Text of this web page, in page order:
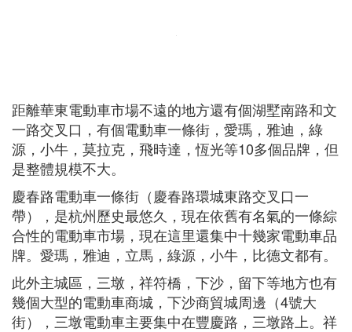
距離華東電動車市場不遠的地方還有個湖墅南路和文
一路交叉口，有個電動車一條街，愛瑪，雅迪，綠
源，小牛，莫拉克，飛時達，恆光等10多個品牌，但
是整體規模不大。
慶春路電動車一條街（慶春路環城東路交叉口一
帶），是杭州歷史最悠久，現在依舊有名氣的一條綜
合性的電動車市場，現在這里還集中十幾家電動車品
牌。愛瑪，雅迪，立馬，綠源，小牛，比德文都有。
此外主城區，三墩，祥符橋，下沙，留下等地方也有
幾個大型的電動車商城，下沙商貿城周邊（4號大
街），三墩電動車主要集中在豐慶路，三墩路上。祥